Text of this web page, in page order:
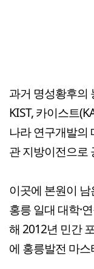
과거 명성황후의
KIST, 카이스트
나라 연구개발의
관 지방이전으로
이곳에 본원이
홍릉 일대 대학·
해 2012년 민간
에 홍릉발전 마